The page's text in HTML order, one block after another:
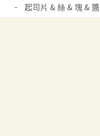
起司片 & 絲 & 塊 & 醬